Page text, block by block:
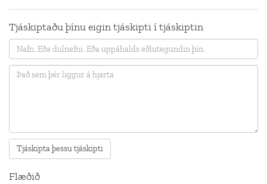
Tjáskiptaðu þínu eigin tjáskipti í tjáskiptin
Flæðið